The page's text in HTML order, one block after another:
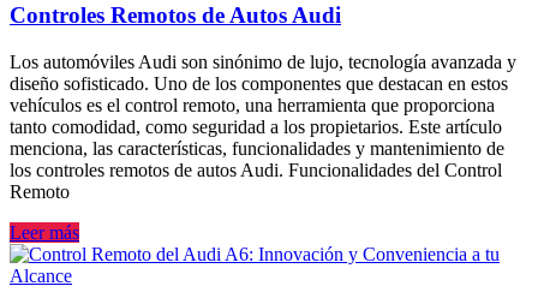
Controles Remotos de Autos Audi
Los automóviles Audi son sinónimo de lujo, tecnología avanzada y
diseño sofisticado. Uno de los componentes que destacan en estos
vehículos es el control remoto, una herramienta que proporciona
tanto comodidad, como seguridad a los propietarios. Este artículo
menciona, las características, funcionalidades y mantenimiento de
los controles remotos de autos Audi. Funcionalidades del Control
Remoto
Leer más